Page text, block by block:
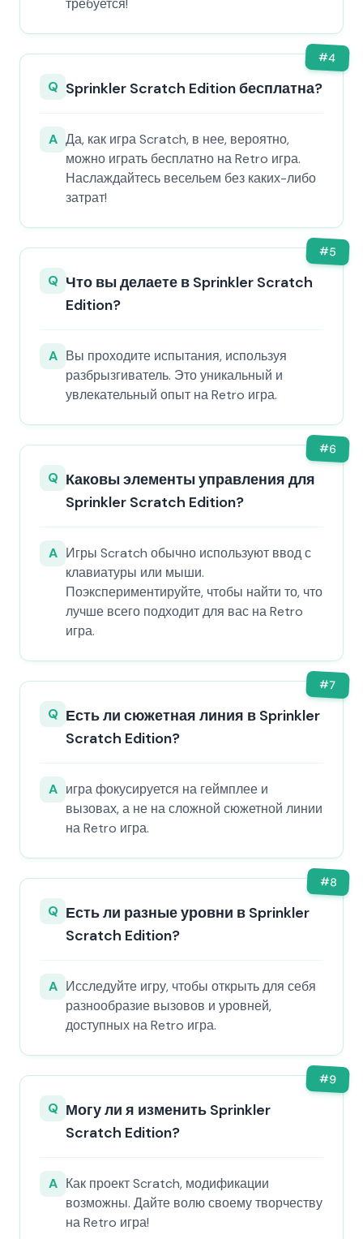
требуется!
#4
Q Sprinkler Scratch Edition бесплатна?
A Да, как игра Scratch, в нее, вероятно,
можно играть бесплатно на Retro игра.
Наслаждайтесь весельем без каких-либо
затрат!
#5
Q Что вы делаете в Sprinkler Scratch
Edition?
A Вы проходите испытания, используя
разбрызгиватель. Это уникальный и
увлекательный опыт на Retro игра.
#6
Q Каковы элементы управления для
Sprinkler Scratch Edition?
A Игры Scratch обычно используют ввод с
клавиатуры или мыши.
Поэкспериментируйте, чтобы найти то, что
лучше всего подходит для вас на Retro
игра.
#7
Q Есть ли сюжетная линия в Sprinkler
Scratch Edition?
A игра фокусируется на геймплее и
вызовах, а не на сложной сюжетной линии
на Retro игра.
#8
Q Есть ли разные уровни в Sprinkler
Scratch Edition?
A Исследуйте игру, чтобы открыть для себя
разнообразие вызовов и уровней,
доступных на Retro игра.
#9
Q Могу ли я изменить Sprinkler
Scratch Edition?
A Как проект Scratch, модификации
возможны. Дайте волю своему творчеству
на Retro игра!